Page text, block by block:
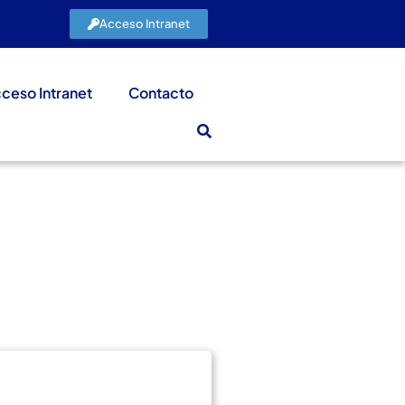
Acceso Intranet
Intranet Contacto